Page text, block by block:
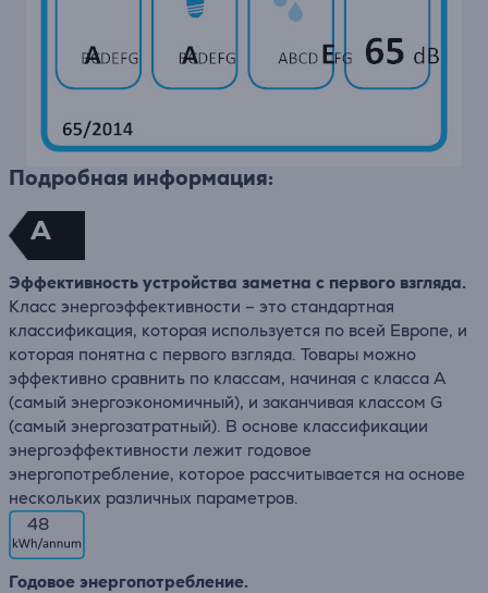
Подробная информация:
A
Эффективность устройства заметна с первого взгляда.
Класс энергоэффективности – это стандартная
классификация, которая используется по всей Европе, и
которая понятна с первого взгляда. Товары можно
эффективно сравнить по классам, начиная с класса А
(самый энергоэкономичный), и заканчивая классом G
(самый энергозатратный). В основе классификации
энергоэффективности лежит годовое
энергопотребление, которое рассчитывается на основе
нескольких различных параметров.
48
Годовое энергопотребление.